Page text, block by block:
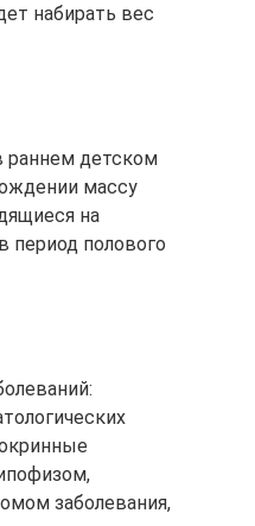
набирать вес
раннем детском
массу
на
период полового
заболевания,